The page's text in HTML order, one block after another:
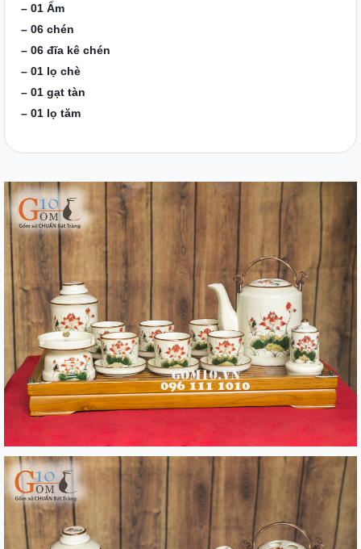
– 01 Ấm
– 06 chén
– 06 đĩa kê chén
– 01 lọ chè
– 01 gạt tàn
– 01 lọ tăm